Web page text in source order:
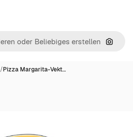
Nach
/Pizza Margarita-Vekt…